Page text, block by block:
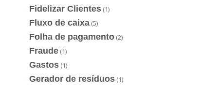
Fidelizar Clientes (1)
Fluxo de caixa (5)
Folha de pagamento (2)
Fraude (1)
Gastos (1)
Gerador de resíduos (1)